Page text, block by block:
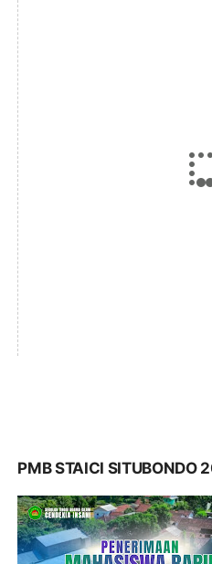
PMB STAICI SITUBONDO